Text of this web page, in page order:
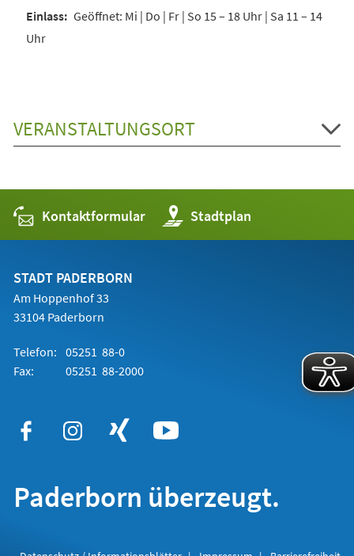
Geöffnet: Mi | Do | Fr | So 15 – 18 Uhr | Sa 11 – 14
Uhr
VERANSTALTUNGSORT
Kontaktformular Stadtplan
(Öffnet
in
einem
STADT PADERBORN
Am Hoppenhof 33
33104 Paderborn
Telefon: 05251 88-0
Fax:
05251 88-2000
Paderborn überzeugt.